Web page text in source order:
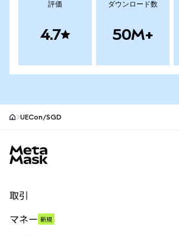
評価
4.7
ダウンロード数
50M+
UECon/SGD
取引
マネー 新規